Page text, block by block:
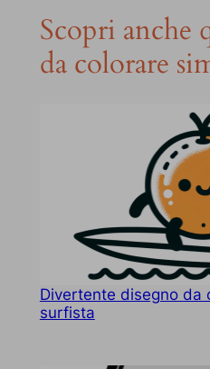
Scopri anche
da colorare
Divertente disegno da
surfista